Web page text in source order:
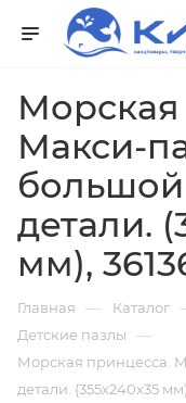
Макси-
большой
детали.
мм),
Главная — Каталог
Детские пазлы —
Морская принцесса.
детали. (355х240х35